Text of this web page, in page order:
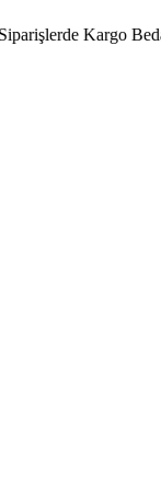
Kargo Bedava